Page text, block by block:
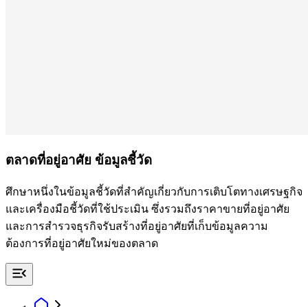
ตลาดที่อยู่อาศัย ข้อมูลชี้วัด ​
ศึกษาหนึ่งในข้อมูลชี้วัดที่สำคัญเกี่ยวกับการเติบโตทางเศรษฐกิจ
และเครื่องมือชี้วัดที่ใช้ประเมิน ซึ่งรวมถึงราคาขายที่อยู่อาศัย
และการสำรวจธุรกิจรับสร้างที่อยู่อาศัยที่เก็บข้อมูลความ
ต้องการที่อยู่อาศัยใหม่ของตลาด